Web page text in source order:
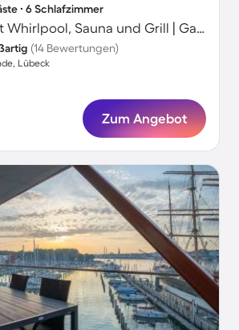
∙ 6 Schlafzimmer
Ferienhaus mit Whirlpool, Sauna und Grill | Gartenblick
(14 Bewertungen)
Lübeck
Zum Angebot